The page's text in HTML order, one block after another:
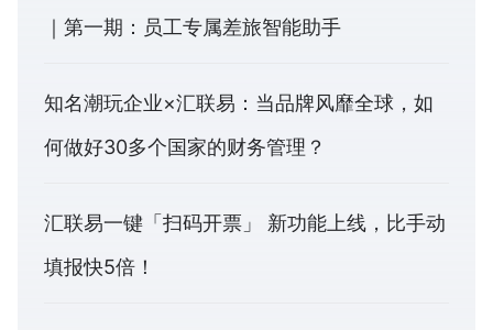
｜第一期：员工专属差旅智能助手
知名潮玩企业×汇联易：当品牌风靡全球，如
何做好30多个国家的财务管理？
汇联易一键「扫码开票」 新功能上线，比手动
填报快5倍！